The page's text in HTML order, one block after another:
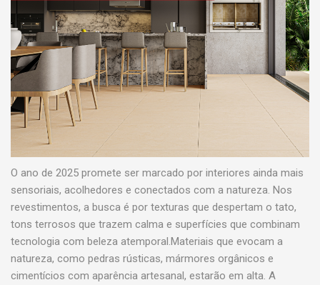
O ano de 2025 promete ser marcado por interiores ainda mais
sensoriais, acolhedores e conectados com a natureza. Nos
revestimentos, a busca é por texturas que despertam o tato,
tons terrosos que trazem calma e superfícies que combinam
tecnologia com beleza atemporal.Materiais que evocam a
natureza, como pedras rústicas, mármores orgânicos e
cimentícios com aparência artesanal, estarão em alta. A